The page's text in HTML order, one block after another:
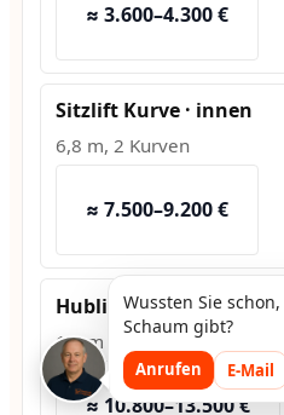
≈ 3.600–4.300 €
Sitzlift Kurve · innen
6,8 m, 2 Kurven
≈ 7.500–9.200 €
Hublift · außen
1,2 m Hub, Fundament
≈ 10.800–13.500 €
Wussten Sie
Schaum gibt?
Anrufen E-Mail